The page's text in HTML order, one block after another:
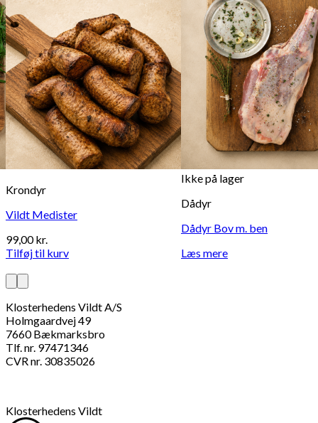
Krondyr
Vildt Medister
99,00kr.
Tilføj til kurv
Ikke på lager
Dådyr
Dådyr Bov m. ben
Læs mere
Klosterhedens Vildt A/S
Holmgaardvej 49
7660 Bækmarksbro
Tlf. nr. 97471346
CVR nr. 30835026
Klosterhedens Vildt